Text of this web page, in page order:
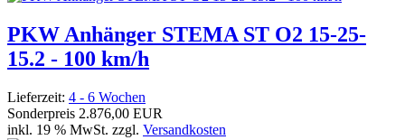
PKW Anhänger STEMA ST O2 15-25-
15.2 - 100 km/h
Lieferzeit: 4 - 6 Wochen
Sonderpreis 2.876,00 EUR
inkl. 19 % MwSt. zzgl. Versandkosten